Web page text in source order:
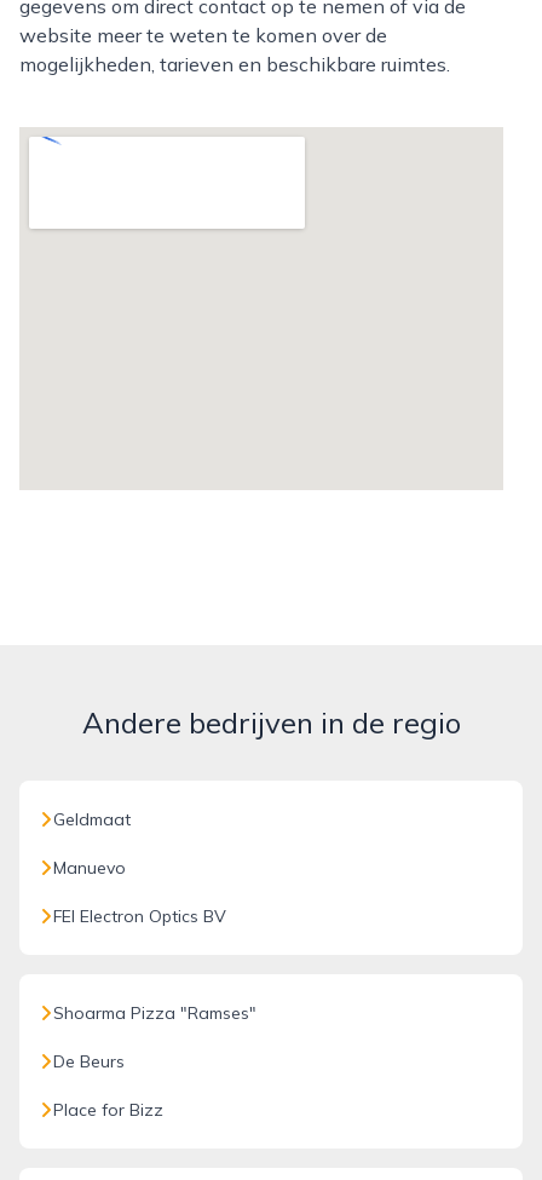
gegevens om direct contact op te nemen of via de
website meer te weten te komen over de
mogelijkheden, tarieven en beschikbare ruimtes.
Andere bedrijven in de regio
Geldmaat
Manuevo
FEI Electron Optics BV
Shoarma Pizza "Ramses"
De Beurs
Place for Bizz